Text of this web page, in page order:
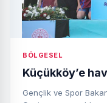
BÖLGESEL
Küçükköy’e
Gençlik ve Spor